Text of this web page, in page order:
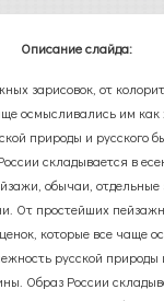
Описание слайда:
зарисовок, от
осмысливались им как
природы и русского
складывается в
обычаи, отдельные
От простейших
которые все чаще
русской природы
Образ России